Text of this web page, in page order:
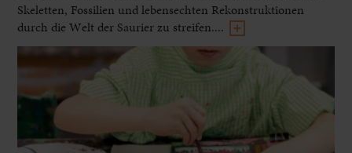
Skeletten, Fossilien und lebensechten Rekonstruktionen
durch die Welt der Saurier zu streifen....